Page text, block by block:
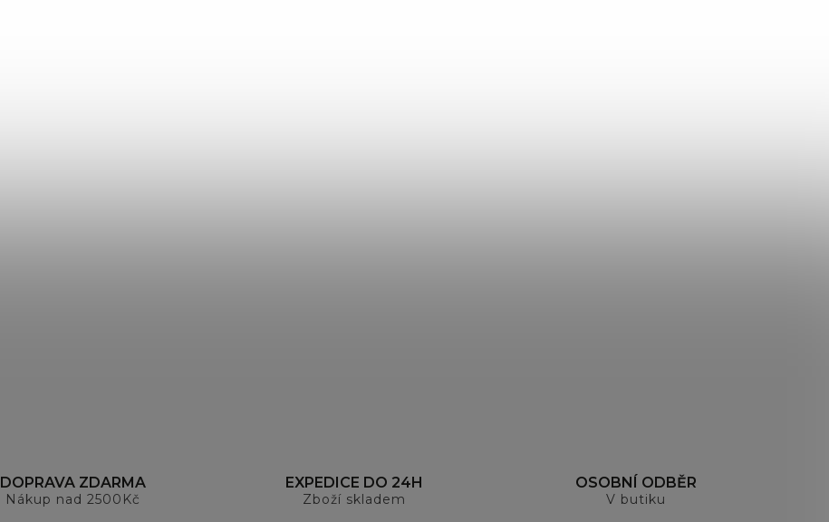
DOPRAVA ZDARMA
Nákup nad 2500Kč
EXPEDICE DO 24H
Zboží skladem
OSOBNÍ ODBĚR
V butiku